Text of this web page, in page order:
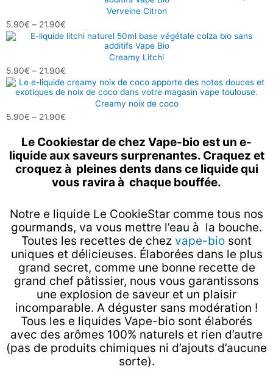
Verveine Citron
5.90€ – 21.90€
5.90€
Creamy Litchi
5.90€ – 21.90€
Plage
5.90€
Creamy noix de coco
5.90€ – 21.90€
Plage
21.90€
Le Cookiestar de chez Vape-bio est un e-
liquide aux saveurs surprenantes. Craquez et
croquez à pleines dents dans ce liquide qui
vous ravira à chaque bouffée.
Notre e liquide Le CookieStar comme tous nos
gourmands, va vous mettre l’eau à la bouche.
Toutes les recettes de chez vape-bio sont
uniques et délicieuses. Élaborées dans le plus
grand secret, comme une bonne recette de
grand chef pâtissier, nous vous garantissons
une explosion de saveur et un plaisir
incomparable. A déguster sans modération !
Tous les e liquides Vape-bio sont élaborés
avec des arômes 100% naturels et rien d’autre
(pas de produits chimiques ni d’ajouts d’aucune
sorte).